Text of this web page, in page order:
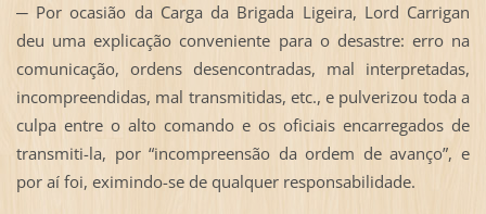
─ Por ocasião da Carga da Brigada Ligeira, Lord Carrigan
deu uma explicação conveniente para o desastre: erro na
comunicação, ordens desencontradas, mal interpretadas,
incompreendidas, mal transmitidas, etc., e pulverizou toda a
culpa entre o alto comando e os oficiais encarregados de
transmiti-la, por “incompreensão da ordem de avanço”, e
por aí foi, eximindo-se de qualquer responsabilidade.